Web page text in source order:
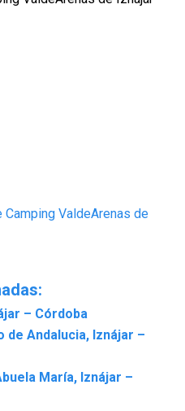
Camping ValdeArenas de
– Córdoba
de Andalucia, Iznájar –
María, Iznájar –